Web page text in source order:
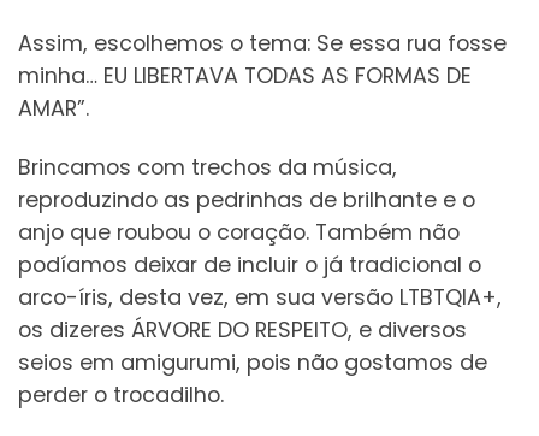
Assim, escolhemos o tema: Se essa rua fosse
minha… EU LIBERTAVA TODAS AS FORMAS DE
AMAR”.
Brincamos com trechos da música,
reproduzindo as pedrinhas de brilhante e o
anjo que roubou o coração. Também não
podíamos deixar de incluir o já tradicional o
arco-íris, desta vez, em sua versão LTBTQIA+,
os dizeres ÁRVORE DO RESPEITO, e diversos
seios em amigurumi, pois não gostamos de
perder o trocadilho.